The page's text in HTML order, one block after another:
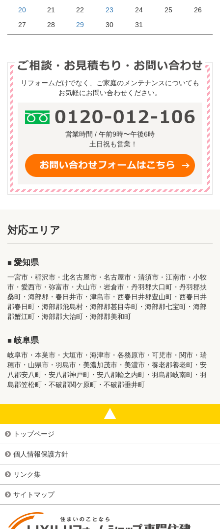
20
21 22 23 24 25
26
27
28 29 30 31
リフォームだけでなく、ご家庭のメンテナンスについても
お気軽にお問い合わせください。
営業時間 / 午前9時〜午後6時
土日祝も営業！
対応エリア
愛知県
一宮市・稲沢市・北名古屋市・名古屋市・清須市・江南市・小牧
市・愛西市・弥富市・犬山市・岩倉市・丹羽郡大口町・丹羽郡扶
桑町・海部郡・春日井市・津島市・西春日井郡豊山町・西春日井
郡春日町・海部郡飛島村・海部郡甚目寺町・海部郡七宝町・海部
郡蟹江町・海部郡大治町・海部郡美和町
岐阜県
岐阜市・本巣市・大垣市・海津市・各務原市・可児市・関市・瑞
穂市・山県市・羽島市・美濃加茂市・美濃市・養老郡養老町・安
八郡安八町・安八郡神戸町・安八郡輪之内町・羽島郡岐南町・羽
島郡笠松町・不破郡関ケ原町・不破郡垂井町
トップページ
個人情報保護方針
リンク集
サイトマップ